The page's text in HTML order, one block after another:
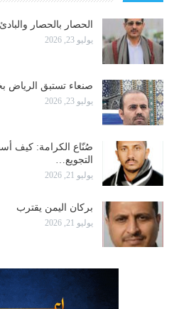
الحصار بالحصار
يوليو 23, 2026
صنعاء تستبق الرياض
يوليو 23, 2026
صُنّاع الكرامة: كيف
التجويع…
يوليو 21, 2026
بركان اليمن يقترب
يوليو 21, 2026